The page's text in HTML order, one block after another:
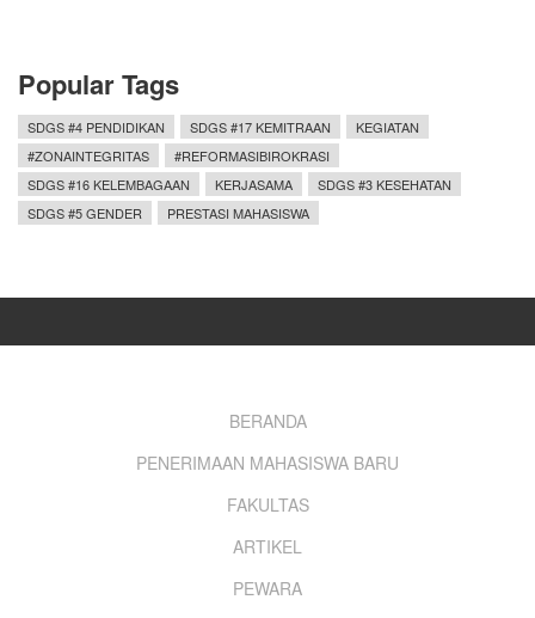
Popular Tags
SDGS #4 PENDIDIKAN SDGS #17 KEMITRAAN
KEGIATAN
#ZONAINTEGRITAS
#REFORMASIBIROKRASI
SDGS #16 KELEMBAGAAN
KERJASAMA
SDGS #3 KESEHATAN
SDGS #5 GENDER
PRESTASI MAHASISWA
BERANDA
PENERIMAAN MAHASISWA BARU
FAKULTAS
ARTIKEL
PEWARA